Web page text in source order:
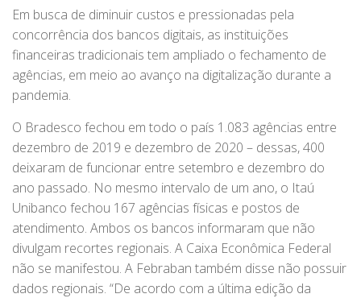
Em busca de diminuir custos e pressionadas pela
concorrência dos bancos digitais, as instituições
financeiras tradicionais tem ampliado o fechamento de
agências, em meio ao avanço na digitalização durante a
pandemia.
O Bradesco fechou em todo o país 1.083 agências entre
dezembro de 2019 e dezembro de 2020 – dessas, 400
deixaram de funcionar entre setembro e dezembro do
ano passado. No mesmo intervalo de um ano, o Itaú
Unibanco fechou 167 agências físicas e postos de
atendimento. Ambos os bancos informaram que não
divulgam recortes regionais. A Caixa Econômica Federal
não se manifestou. A Febraban também disse não possuir
dados regionais. “De acordo com a última edição da